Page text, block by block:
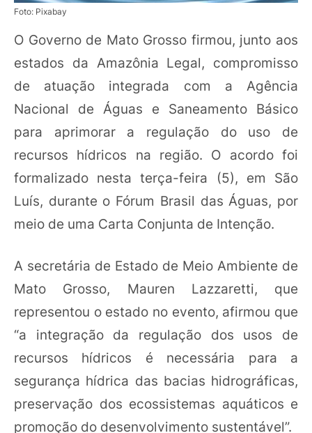
Foto: Pixabay
O Governo de Mato Grosso firmou, junto aos
estados da Amazônia Legal, compromisso
de atuação integrada com a Agência
Nacional de Águas e Saneamento Básico
para aprimorar a regulação do uso de
recursos hídricos na região. O acordo foi
formalizado nesta terça-feira (5), em São
Luís, durante o Fórum Brasil das Águas, por
meio de uma Carta Conjunta de Intenção.
A secretária de Estado de Meio Ambiente de
Mato Grosso, Mauren Lazzaretti, que
representou o estado no evento, afirmou que
“a integração da regulação dos usos de
recursos hídricos é necessária para a
segurança hídrica das bacias hidrográficas,
preservação dos ecossistemas aquáticos e
promoção do desenvolvimento sustentável”.